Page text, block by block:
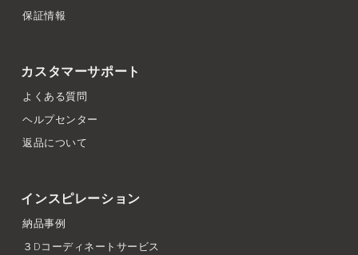
保証情報
カスタマーサポート
よくある質問
ヘルプセンター
返品について
インスピレーション
納品事例
３Dコーディネートサービス